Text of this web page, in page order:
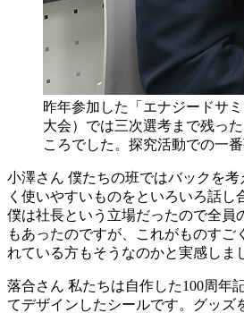
昨年参加した「エナジードサ
大会）では三次選考まで残っ
ころでした。探究活動での一番
小澤さん 僕たちの班ではバックを
く使いやすいものをといろいろ話し
僕は社長という立場だったので全員
もあったのですが、これがものすご
れている方もそうなのかと実感しま
落合さん 私たちは自作した100周年
てデザインしたシールです。グッズ